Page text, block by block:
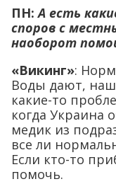
ПН: А есть
споров с
наоборот
«Викинг»:
Воды дают,
какие-то
когда Украина
медик из
все ли
Если кто-то
помочь.